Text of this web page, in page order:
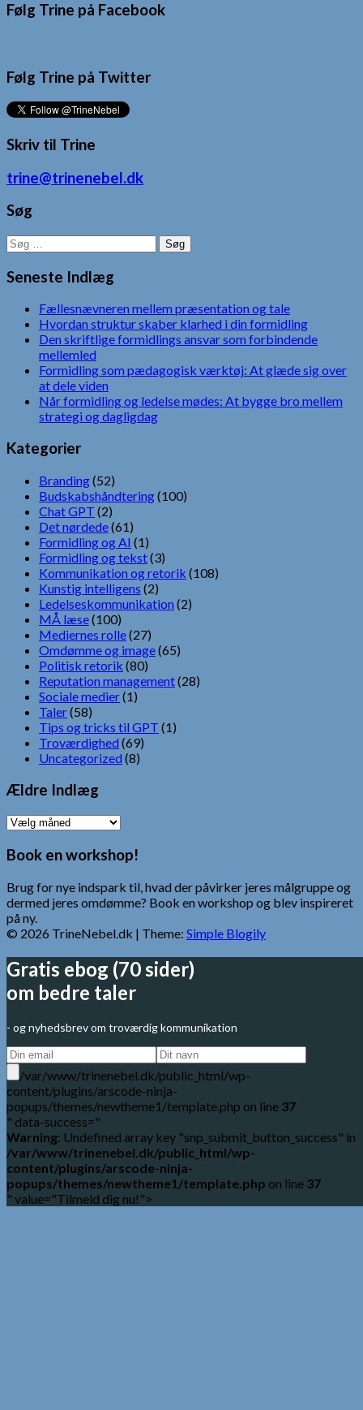
Følg Trine på Facebook
Følg Trine på Twitter
Skriv til Trine
trine@trinenebel.dk
Søg
Søg
efter:
Seneste Indlæg
Fællesnævneren mellem præsentation og tale
Hvordan struktur skaber klarhed i din formidling
Den skriftlige formidlings ansvar som forbindende
mellemled
Formidling som pædagogisk værktøj: At glæde sig over
at dele viden
Når formidling og ledelse mødes: At bygge bro mellem
strategi og dagligdag
Kategorier
Branding(52)
Budskabshåndtering(100)
Chat GPT (2)
Det nørdede(61)
Formidling og AI (1)
Formidling og tekst(3)
Kommunikation og retorik (108)
Kunstig intelligens (2)
Ledelseskommunikation (2)
MÅ læse(100)
Mediernes rolle(27)
Omdømme og image(65)
Politisk retorik (80)
Reputation management(28)
Sociale medier(1)
Taler(58)
Tips og tricks til GPT (1)
Troværdighed (69)
Uncategorized (8)
Ældre Indlæg
Ældre
Book en workshop!
Brug for nye indspark til, hvad der påvirker jeres målgruppe og
dermed jeres omdømme? Book en workshop og blev inspireret
på ny.
© 2026 TrineNebel.dk | Theme: Simple Blogily
Gratis ebog (70 sider)
om bedre taler
- og nyhedsbrev om troværdig kommunikation
/var/www/trinenebel.dk/public_html/wp-
content/plugins/arscode-ninja-
popups/themes/newtheme1/template.php on line 37
" data-success="
Warning: Undefined array key "snp_submit_button_success" in
/var/www/trinenebel.dk/public_html/wp-
content/plugins/arscode-ninja-
popups/themes/newtheme1/template.php on line 37
" value="Tilmeld dig nu!">